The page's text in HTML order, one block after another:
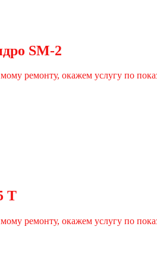
SM-2
ремонту, окажем услугу по
T
ремонту, окажем услугу по